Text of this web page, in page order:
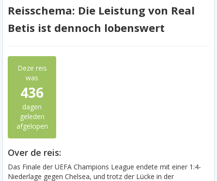
Reisschema: Die Leistung von Real
Betis ist dennoch lobenswert
Deze reis
was
436
dagen
geleden
afgelopen
Over de reis:
Das Finale der UEFA Champions League endete mit einer 1:4-
Niederlage gegen Chelsea, und trotz der Lücke in der